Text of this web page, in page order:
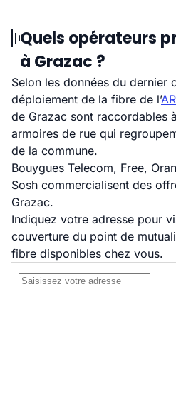
Quels opérateurs
à Grazac ?
Selon les données du dernier
déploiement de la fibre de l’
de Grazac sont raccordables
armoires de rue qui
de la commune.
Bouygues Telecom, Free,
Sosh commercialisent des
Grazac.
Indiquez votre adresse pour
couverture du point de
fibre disponibles chez vous.